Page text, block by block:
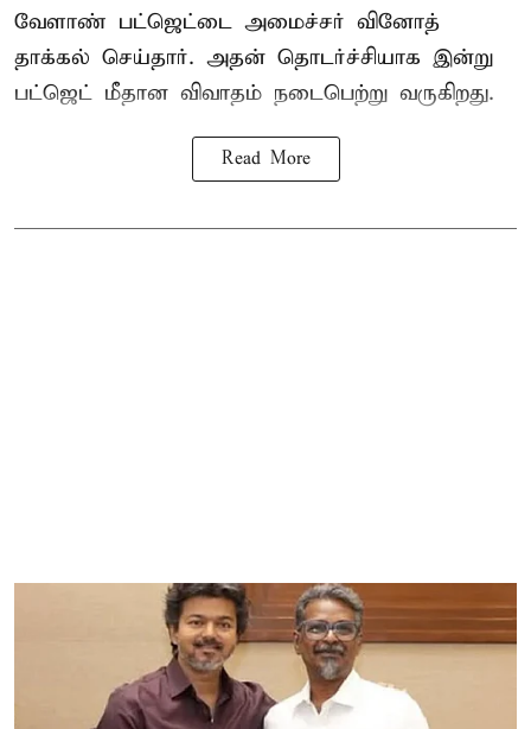
வேளாண் பட்ஜெட்டை அமைச்சர் வினோத்
தாக்கல் செய்தார். அதன் தொடர்ச்சியாக இன்று
பட்ஜெட் மீதான விவாதம் நடைபெற்று வருகிறது.
Read More